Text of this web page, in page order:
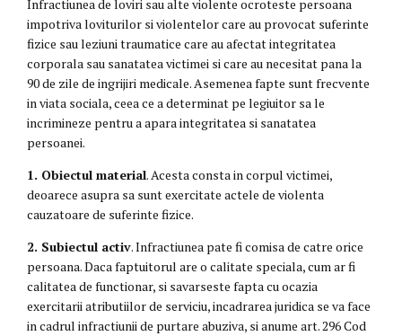
Infractiunea de loviri sau alte violente ocroteste persoana
impotriva loviturilor si violentelor care au provocat suferinte
fizice sau leziuni traumatice care au afectat integritatea
corporala sau sanatatea victimei si care au necesitat pana la
90 de zile de ingrijiri medicale. Asemenea fapte sunt frecvente
in viata sociala, ceea ce a determinat pe legiuitor sa le
incrimineze pentru a apara integritatea si sanatatea
persoanei.
1. Obiectul material. Acesta consta in corpul victimei,
deoarece asupra sa sunt exercitate actele de violenta
cauzatoare de suferinte fizice.
2. Subiectul activ. Infractiunea pate fi comisa de catre orice
persoana. Daca faptuitorul are o calitate speciala, cum ar fi
calitatea de functionar, si savarseste fapta cu ocazia
exercitarii atributiilor de serviciu, incadrarea juridica se va face
in cadrul infractiunii de purtare abuziva, si anume art. 296 Cod